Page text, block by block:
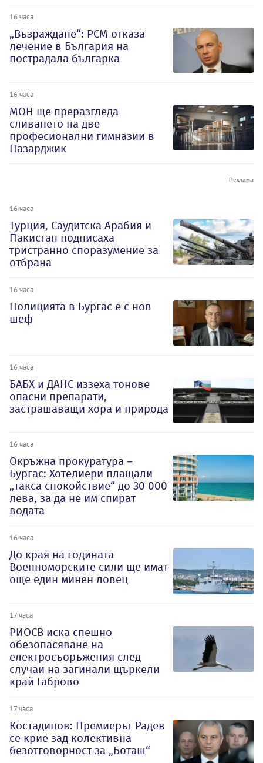
16 часа
„Възраждане“: РСМ отказа
лечение в България на
пострадала българка
16 часа
МОН ще преразгледа
сливането на две
професионални гимназии в
Пазарджик
16 часа
Турция, Саудитска Арабия и
Пакистан подписаха
тристранно споразумение за
отбрана
16 часа
Полицията в Бургас е с нов
шеф
16 часа
БАБХ и ДАНС иззеха тонове
опасни препарати,
застрашаващи хора и природа
16 часа
Окръжна прокуратура –
Бургас: Хотелиери плащали
„такса спокойствие“ до 30 000
лева, за да не им спират
водата
16 часа
До края на годината
Военноморските сили ще имат
още един минен ловец
17 часа
РИОСВ иска спешно
обезопасяване на
електросъоръжения след
случаи на загинали щъркели
край Габрово
17 часа
Костадинов: Премиерът Радев
се крие зад колективна
безотговорност за „Боташ“